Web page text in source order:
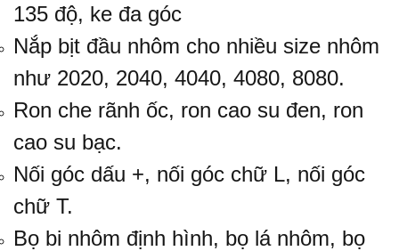
135 độ, ke đa góc
Nắp bịt đầu nhôm cho nhiều size nhôm
như 2020, 2040, 4040, 4080, 8080.
Ron che rãnh ốc, ron cao su đen, ron
cao su bạc.
Nối góc dấu +, nối góc chữ L, nối góc
chữ T.
Bọ bi nhôm định hình, bọ lá nhôm, bọ